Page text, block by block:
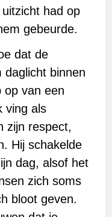
had op
gebeurde.
dat de
daglicht binnen
op van een
ving als
zijn respect,
Hij schakelde
dag, alsof het
zich soms
bloot geven.